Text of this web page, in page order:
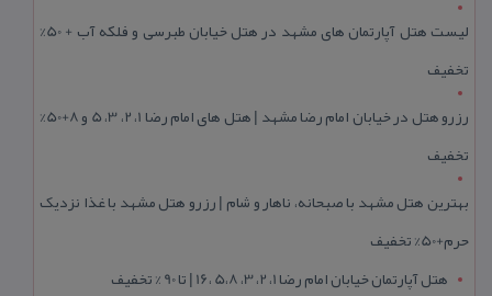
لیست هتل آپارتمان های مشهد در هتل خیابان طبرسی و فلکه آب + 50%
تخفیف
رزرو هتل در خیابان امام رضا مشهد | هتل‌ های امام رضا 1، 2، 3، 5 و 8+50%
تخفیف
بهترین هتل مشهد با صبحانه، ناهار و شام | رزرو هتل مشهد با غذا نزدیک
حرم+50% تخفیف
هتل آپارتمان خیابان امام رضا 1، 2، 3، 5،8 ،16 | تا 90 % تخفیف